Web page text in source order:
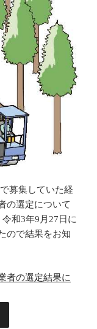
募集していた経
の選定について
和3年9月27日に
ので結果をお知
者の選定結果に